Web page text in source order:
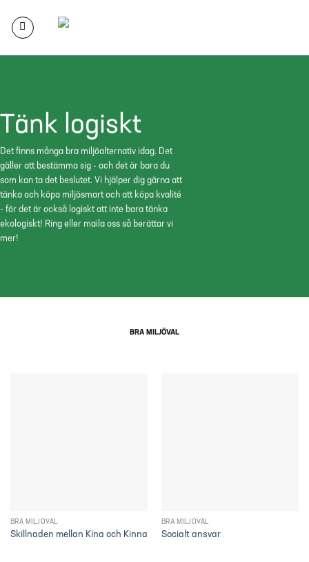
content
Tänk logiskt
Det finns många bra miljöalternativ idag. Det
gäller att bestämma sig - och det är bara du
som kan ta det beslutet. Vi hjälper dig gärna att
tänka och köpa miljösmart och att köpa kvalité
- för det är också logiskt att inte bara tänka
ekologiskt! Ring eller maila oss så berättar vi
mer!
BRA MILJÖVAL
BRA MILJÖVAL
Skillnaden mellan Kina och Kinna
BRA MILJÖVAL
Socialt ansvar